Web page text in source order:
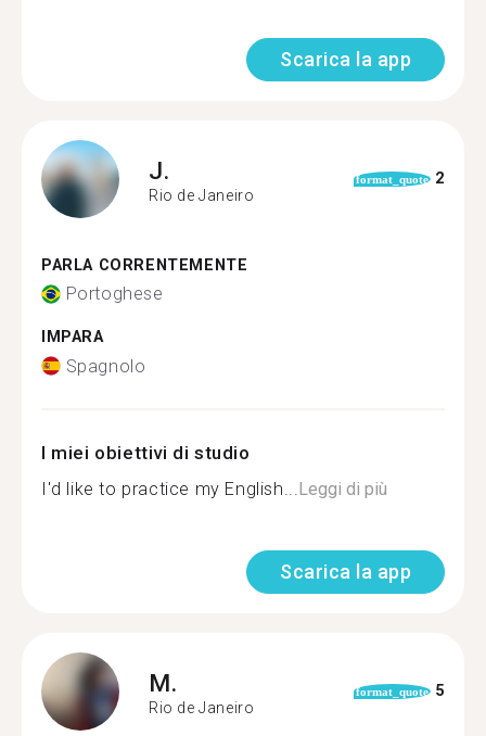
Scarica la app
J.
Rio de Janeiro
format_quote 2
PARLA CORRENTEMENTE
Portoghese
IMPARA
Spagnolo
I miei obiettivi di studio
I'd like to practice my English... Leggi di più
Scarica la app
M.
Rio de Janeiro
format_quote 5